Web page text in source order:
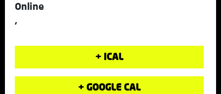
Online
,
+ ICAL
+ GOOGLE CAL